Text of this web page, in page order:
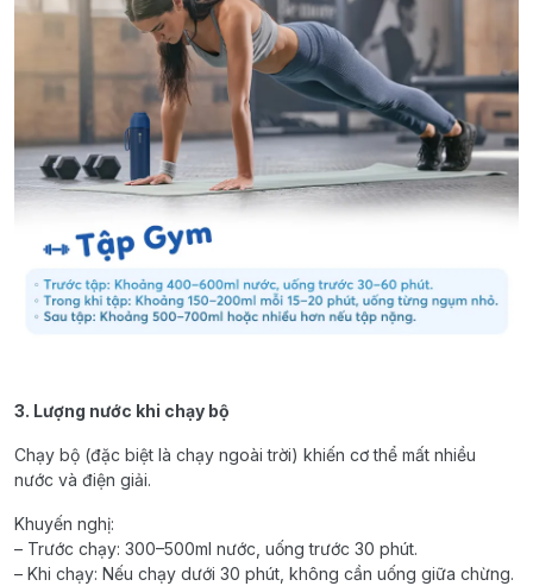
3. Lượng nước khi chạy bộ
Chạy bộ (đặc biệt là chạy ngoài trời) khiến cơ thể mất nhiều
nước và điện giải.
Khuyến nghị:
– Trước chạy: 300–500ml nước, uống trước 30 phút.
– Khi chạy: Nếu chạy dưới 30 phút, không cần uống giữa chừng.